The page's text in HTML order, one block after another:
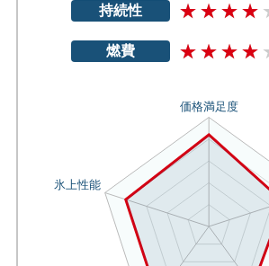
持続性
燃費